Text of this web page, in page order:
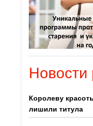
Новости
Королеву
лишили титула